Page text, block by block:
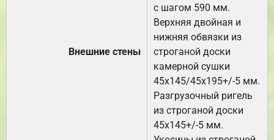
Внешние стены
с шагом 590 мм.
Верхняя двойная и
нижняя обвязки из
строганой доски
камерной сушки
45х145/45х195+/-5 мм.
Разгрузочный ригель
из строганой доски
45х145+/-5 мм.